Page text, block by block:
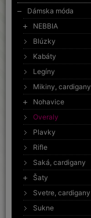
Dámska móda
NEBBIA
Blúzky
Kabáty
Legíny
Mikiny, cardigany
Nohavice
Overaly
Plavky
Rifle
Saká, cardigany
Šaty
Svetre, cardigany
Sukne